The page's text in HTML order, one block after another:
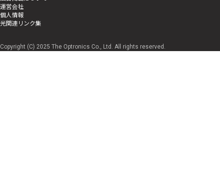
運営会社
個人情報
光関連リンク集
Copyright (C) 2025 The Optronics Co., Ltd. All rights reserved.